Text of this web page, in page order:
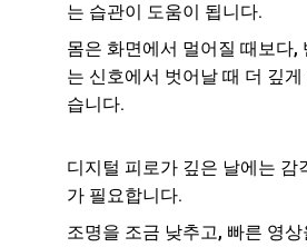
는 습관이 도움이 됩니다.
몸은 화면에서 멀어질 때보다,
는 신호에서 벗어날 때 더 깊
습니다.
디지털 피로가 깊은 날에는 감
가 필요합니다.
조명을 조금 낮추고, 빠른 영